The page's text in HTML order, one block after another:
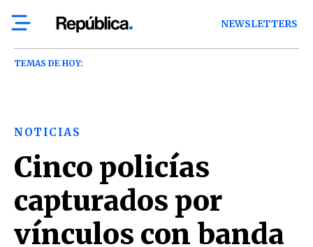
NEWSLETTERS
TEMAS DE HOY:
NOTICIAS
Cinco policías
capturados por
vínculos con banda